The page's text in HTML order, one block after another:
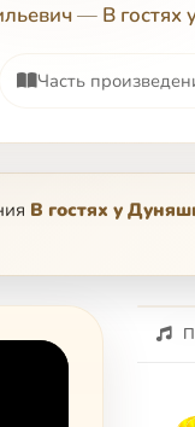
— В
Часть
В гостях у